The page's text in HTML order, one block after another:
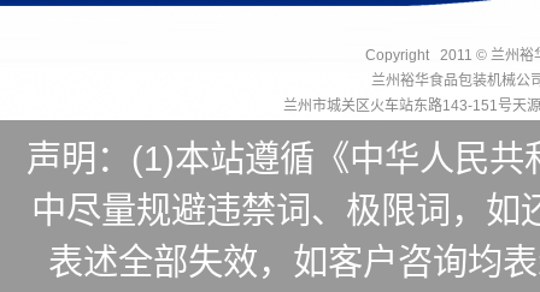
Copyright 2011 © 兰州裕
兰州裕华食品包装机械公
兰州市城关区火车站东路143-151号
声明：(1)本站遵循《中华人民
中尽量规避违禁词、极限词，
表述全部失效，如客户咨询均